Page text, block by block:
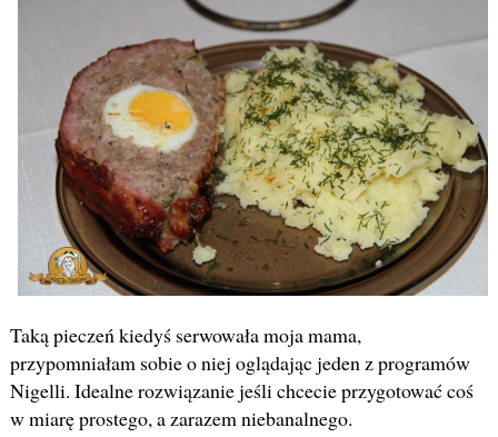
Taką pieczeń kiedyś serwowała moja mama,
przypomniałam sobie o niej oglądając jeden z programów
Nigelli. Idealne rozwiązanie jeśli chcecie przygotować coś
w miarę prostego, a zarazem niebanalnego.